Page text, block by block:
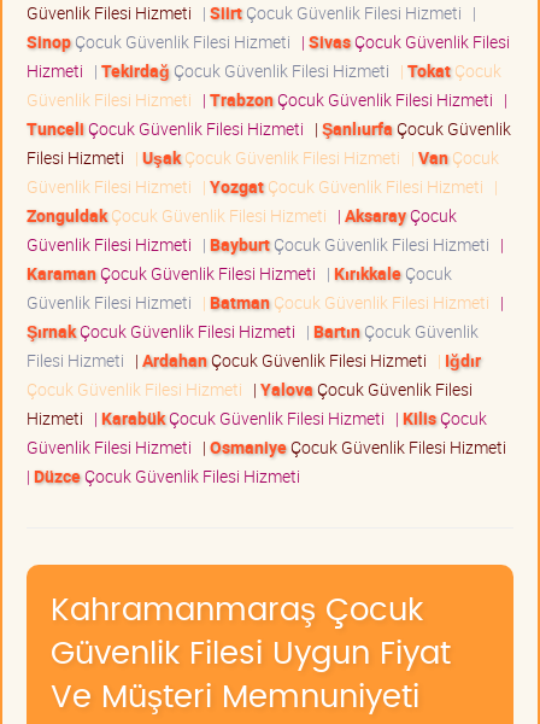
Güvenlik Filesi Hizmeti | SiirtÇocuk Güvenlik Filesi Hizmeti |
SinopÇocuk Güvenlik Filesi Hizmeti | SivasÇocuk Güvenlik Filesi
Hizmeti | Tekirdağ Çocuk Güvenlik Filesi Hizmeti | TokatÇocuk
Güvenlik Filesi Hizmeti | TrabzonÇocuk Güvenlik Filesi Hizmeti |
TunceliÇocuk Güvenlik Filesi Hizmeti | ŞanlıurfaÇocuk Güvenlik
Filesi Hizmeti | UşakÇocuk Güvenlik Filesi Hizmeti | VanÇocuk
Güvenlik Filesi Hizmeti | YozgatÇocuk Güvenlik Filesi Hizmeti |
ZonguldakÇocuk Güvenlik Filesi Hizmeti | AksarayÇocuk
Güvenlik Filesi Hizmeti | BayburtÇocuk Güvenlik Filesi Hizmeti |
KaramanÇocuk Güvenlik Filesi Hizmeti | KırıkkaleÇocuk
Güvenlik Filesi Hizmeti | BatmanÇocuk Güvenlik Filesi Hizmeti |
ŞırnakÇocuk Güvenlik Filesi Hizmeti | BartınÇocuk Güvenlik
Filesi Hizmeti | ArdahanÇocuk Güvenlik Filesi Hizmeti | Iğdır
Çocuk Güvenlik Filesi Hizmeti | YalovaÇocuk Güvenlik Filesi
Hizmeti | KarabükÇocuk Güvenlik Filesi Hizmeti | KilisÇocuk
Güvenlik Filesi Hizmeti | OsmaniyeÇocuk Güvenlik Filesi Hizmeti
| DüzceÇocuk Güvenlik Filesi Hizmeti
Kahramanmaraş Çocuk
Güvenlik Filesi Uygun Fiyat
Ve Müşteri Memnuniyeti